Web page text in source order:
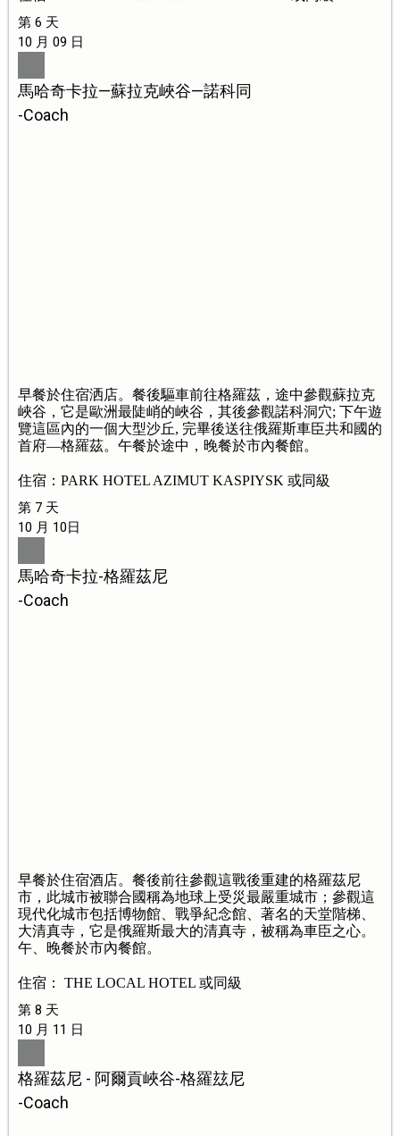
第 6 天
10 月 09 日
馬哈奇卡拉—蘇拉克峽谷—諾科同
-Coach
早餐於住宿洒店。餐後驅車前往格羅茲，途中參觀蘇拉克
峽谷，它是歐洲最陡峭的峽谷，其後參觀諾科洞穴; 下午遊
覽這區內的一個大型沙丘, 完畢後送往俄羅斯車臣共和國的
首府—格羅茲。午餐於途中，晚餐於市內餐館。
住宿：PARK HOTEL AZIMUT KASPIYSK 或同級
第 7 天
10 月 10日
馬哈奇卡拉-格羅茲尼
-Coach
早餐於住宿酒店。餐後前往參觀這戰後重建的格羅茲尼
市，此城市被聯合國稱為地球上受災最嚴重城市；參觀這
現代化城市包括博物館、戰爭紀念館、著名的天堂階梯、
大清真寺，它是俄羅斯最大的清真寺，被稱為車臣之心。
午、晚餐於市內餐館。
住宿： THE LOCAL HOTEL 或同級
第 8 天
10 月 11 日
格羅茲尼 - 阿爾貢峽谷-格羅玆尼
-Coach